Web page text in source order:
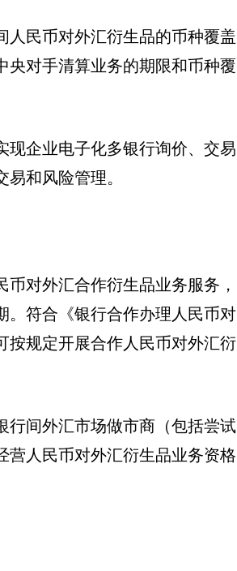
人民币对外汇衍生品的币种覆盖
央对手清算业务的期限和币种覆
现企业电子化多银行询价、交易
和风险管理。
对外汇合作衍生品业务服务，
。符合《银行合作办理人民币对
按规定开展合作人民币对外汇衍
行间外汇市场做市商（包括尝试
营人民币对外汇衍生品业务资格